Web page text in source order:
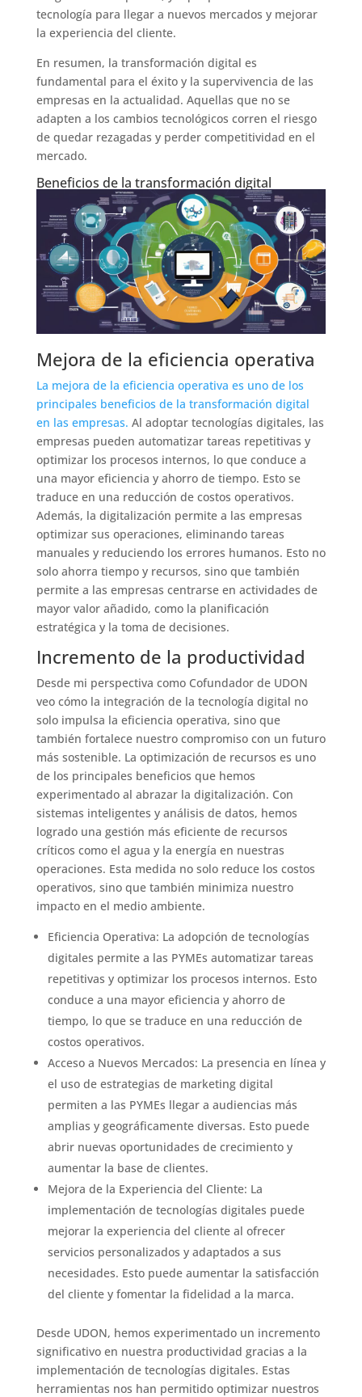
tecnología para llegar a nuevos mercados y mejorar
la experiencia del cliente.
En resumen, la transformación digital es
fundamental para el éxito y la supervivencia de las
empresas en la actualidad. Aquellas que no se
adapten a los cambios tecnológicos corren el riesgo
de quedar rezagadas y perder competitividad en el
mercado.
Beneficios de la transformación digital
Mejora de la eficiencia operativa
La mejora de la eficiencia operativa es uno de los
principales beneficios de la transformación digital
en las empresas. Al adoptar tecnologías digitales, las
empresas pueden automatizar tareas repetitivas y
optimizar los procesos internos, lo que conduce a
una mayor eficiencia y ahorro de tiempo. Esto se
traduce en una reducción de costos operativos.
Además, la digitalización permite a las empresas
optimizar sus operaciones, eliminando tareas
manuales y reduciendo los errores humanos. Esto no
solo ahorra tiempo y recursos, sino que también
permite a las empresas centrarse en actividades de
mayor valor añadido, como la planificación
estratégica y la toma de decisiones.
Incremento de la productividad
Desde mi perspectiva como Cofundador de UDON
veo cómo la integración de la tecnología digital no
solo impulsa la eficiencia operativa, sino que
también fortalece nuestro compromiso con un futuro
más sostenible. La optimización de recursos es uno
de los principales beneficios que hemos
experimentado al abrazar la digitalización. Con
sistemas inteligentes y análisis de datos, hemos
logrado una gestión más eficiente de recursos
críticos como el agua y la energía en nuestras
operaciones. Esta medida no solo reduce los costos
operativos, sino que también minimiza nuestro
impacto en el medio ambiente.
Eficiencia Operativa: La adopción de tecnologías
digitales permite a las PYMEs automatizar tareas
repetitivas y optimizar los procesos internos. Esto
conduce a una mayor eficiencia y ahorro de
tiempo, lo que se traduce en una reducción de
costos operativos.
Acceso a Nuevos Mercados: La presencia en línea y
el uso de estrategias de marketing digital
permiten a las PYMEs llegar a audiencias más
amplias y geográficamente diversas. Esto puede
abrir nuevas oportunidades de crecimiento y
aumentar la base de clientes.
Mejora de la Experiencia del Cliente: La
implementación de tecnologías digitales puede
mejorar la experiencia del cliente al ofrecer
servicios personalizados y adaptados a sus
necesidades. Esto puede aumentar la satisfacción
del cliente y fomentar la fidelidad a la marca.
Desde UDON, hemos experimentado un incremento
significativo en nuestra productividad gracias a la
implementación de tecnologías digitales. Estas
herramientas nos han permitido optimizar nuestros